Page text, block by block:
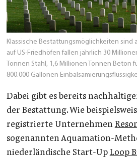
Klassische Bestattungsmöglichkeiten sind
auf US-Friedhöfen fallen jährlich 30
Tonnen Stahl, 1,6 Millionen Tonnen Beton
800.000 Gallonen
Dabei gibt es bereits
der Bestattung. Wie
registrierte Unternehmen
sogenannten Aquamation-
niederländische Start-Up Loop